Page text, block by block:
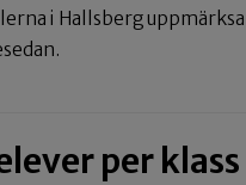
i Hallsberg
per klass